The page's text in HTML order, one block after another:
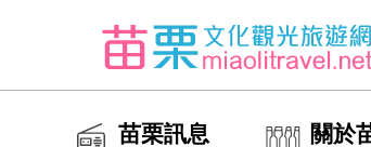
苗栗訊息 關於